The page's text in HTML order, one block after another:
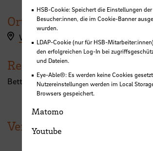
Ort
Workshopanmeldung hier
Referent:in
Bettina Enghardt
Veranstaltungen der HSB
HSB-Cookie: Speichert die Einstellungen der
Besucher:innen, die im Cookie-Banner
wurden.
LDAP-Cookie (nur für HSB-
den erfolgreichen Log-In bei
und Dateien.
Eye-Able®: Es werden keine Cookies
Nutzereinstellungen werden im Local
Browsers gespeichert.
Matomo
Youtube